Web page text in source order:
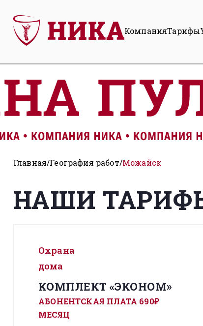
КомпанияТарифы
Главная География работ Можайск
НАШИ
Охрана
дома
КОМПЛЕКТ «ЭКОНОМ»
АБОНЕНТСКАЯ ПЛАТА 690₽
МЕСЯЦ